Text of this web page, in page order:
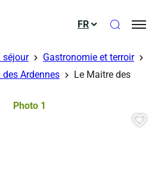
FR Ouvrir
séjour
Gastronomie et terroir
Ardennes
Le Maitre des
Photo 1, © Droits gérés – Andréa